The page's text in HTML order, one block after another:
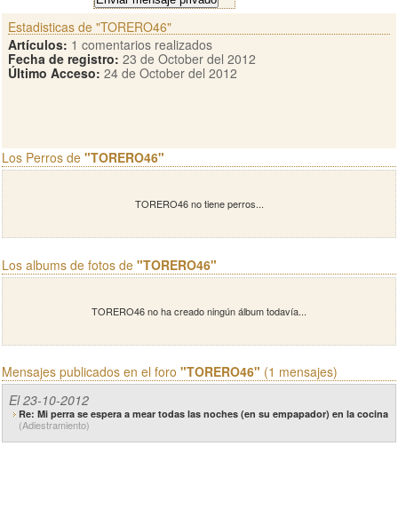
Estadisticas de "TORERO46"
Artículos: 1 comentarios realizados
Fecha de registro: 23 de October del 2012
Último Acceso: 24 de October del 2012
Los Perros de "TORERO46"
TORERO46 no tiene perros...
Los albums de fotos de "TORERO46"
TORERO46 no ha creado ningún álbum todavía...
Mensajes publicados en el foro "TORERO46" (1 mensajes)
El 23-10-2012
Re: Mi perra se espera a mear todas las noches (en su empapador) en la cocina
(Adiestramiento)